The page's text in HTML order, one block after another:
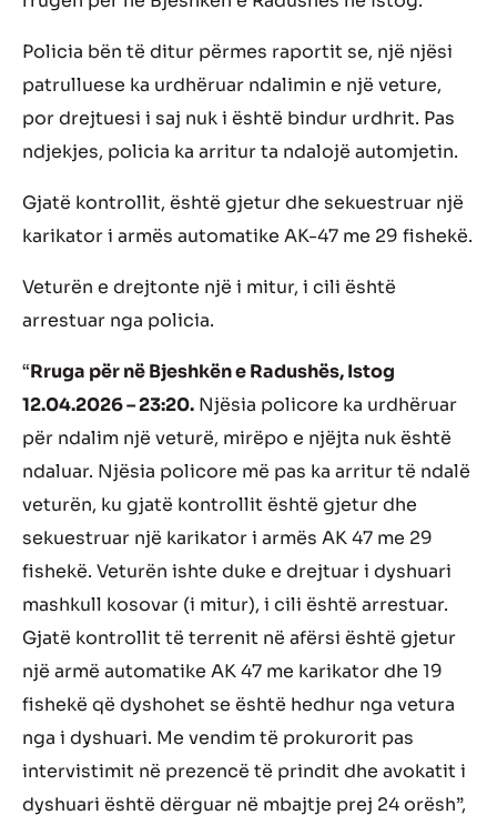
Policia bën të ditur përmes raportit se, një njësi
patrulluese ka urdhëruar ndalimin e një veture,
por drejtuesi i saj nuk i është bindur urdhrit. Pas
ndjekjes, policia ka arritur ta ndalojë automjetin.
Gjatë kontrollit, është gjetur dhe sekuestruar një
karikator i armës automatike AK-47 me 29 fishekë.
Veturën e drejtonte një i mitur, i cili është
arrestuar nga policia.
“Rruga për në Bjeshkën e Radushës, Istog
12.04.2026 – 23:20. Njësia policore ka urdhëruar
për ndalim një veturë, mirëpo e njëjta nuk është
ndaluar. Njësia policore më pas ka arritur të ndalë
veturën, ku gjatë kontrollit është gjetur dhe
sekuestruar një karikator i armës AK 47 me 29
fishekë. Veturën ishte duke e drejtuar i dyshuari
mashkull kosovar (i mitur), i cili është arrestuar.
Gjatë kontrollit të terrenit në afërsi është gjetur
një armë automatike AK 47 me karikator dhe 19
fishekë që dyshohet se është hedhur nga vetura
nga i dyshuari. Me vendim të prokurorit pas
intervistimit në prezencë të prindit dhe avokatit i
dyshuari është dërguar në mbajtje prej 24 orësh”,